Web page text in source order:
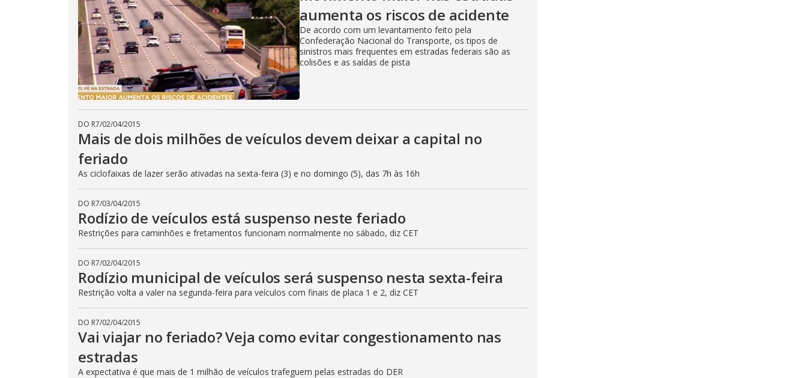
aumenta os riscos de acidente
De acordo com um levantamento feito pela
Confederação Nacional do Transporte, os tipos de
sinistros mais frequentes em estradas federais são as
colisões e as saídas de pista
DO R7/02/04/2015
Mais de dois milhões de veículos devem deixar a capital no
feriado
As ciclofaixas de lazer serão ativadas na sexta-feira (3) e no domingo (5), das 7h às 16h
DO R7/03/04/2015
Rodízio de veículos está suspenso neste feriado
Restrições para caminhões e fretamentos funcionam normalmente no sábado, diz CET
DO R7/02/04/2015
Rodízio municipal de veículos será suspenso nesta sexta-feira
Restrição volta a valer na segunda-feira para veículos com finais de placa 1 e 2, diz CET
DO R7/02/04/2015
Vai viajar no feriado? Veja como evitar congestionamento nas
estradas
A expectativa é que mais de 1 milhão de veículos trafeguem pelas estradas do DER